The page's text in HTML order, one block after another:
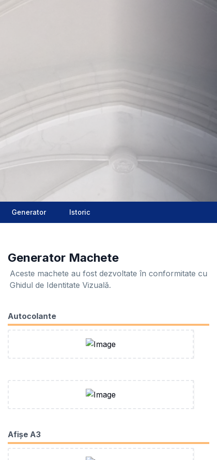
Generator Istoric
Generator Machete
Aceste machete au fost dezvoltate în conformitate cu
Ghidul de Identitate Vizuală.
Autocolante
Afișe A3